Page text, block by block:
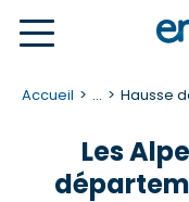
Accueil ... Hausse
Les